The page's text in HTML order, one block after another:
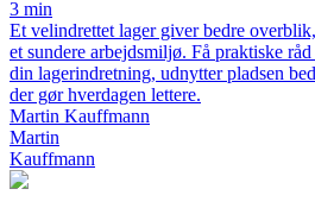
3 min
Et velindrettet lager giver bedre
et sundere arbejdsmiljø. Få praktiske
din lagerindretning, udnytter pladsen
der gør hverdagen lettere.
Martin Kauffmann
Martin
Kauffmann